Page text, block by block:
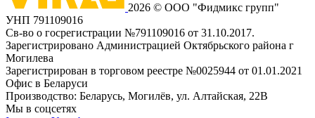
2026 © ООО "Фидмикс групп"
УНП 791109016
Св-во о госрегистрации №791109016 от 31.10.2017.
Зарегистрировано Администрацией Октябрьского района г
Могилева
Зарегистрирован в торговом реестре №0025944 от 01.01.2021
Офис в Беларуси
Производство: Беларусь, Могилёв, ул. Алтайская, 22В
Мы в соцсетях